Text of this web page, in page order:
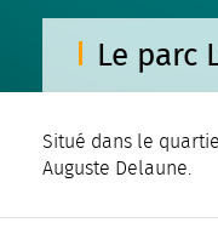
Le parc
Situé dans le
Auguste Delaune.